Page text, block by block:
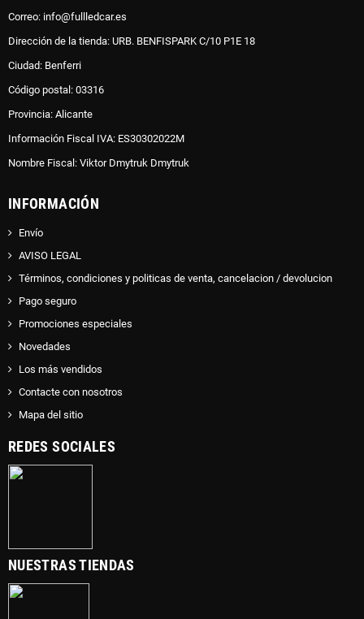
Correo: info@fullledcar.es
Dirección de la tienda: URB. BENFISPARK C/10 P1E 18
Ciudad: Benferri
Código postal: 03316
Provincia: Alicante
Información Fiscal IVA: ES30302022M
Nombre Fiscal: Viktor Dmytruk Dmytruk
INFORMACIÓN
Envío
AVISO LEGAL
Términos, condiciones y politicas de venta, cancelacion / devolucion
Pago seguro
Promociones especiales
Novedades
Los más vendidos
Contacte con nosotros
Mapa del sitio
REDES SOCIALES
NUESTRAS TIENDAS